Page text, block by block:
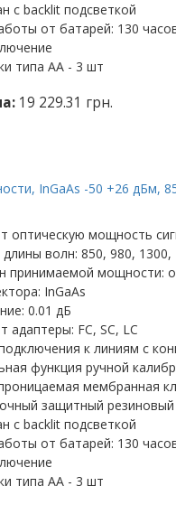
с backlit подсветкой
от батарей: 130
типа АА - 3 шт
19 229.31 грн.
InGaAs -50 +26 дБм,
оптическую мощность
волн: 850, 980,
принимаемой мощности:
InGaAs
0.01 дБ
адаптеры: FC, SC, LC
к линиям с
функция ручной
мембранная
защитный
с backlit подсветкой
от батарей: 130
типа АА - 3 шт